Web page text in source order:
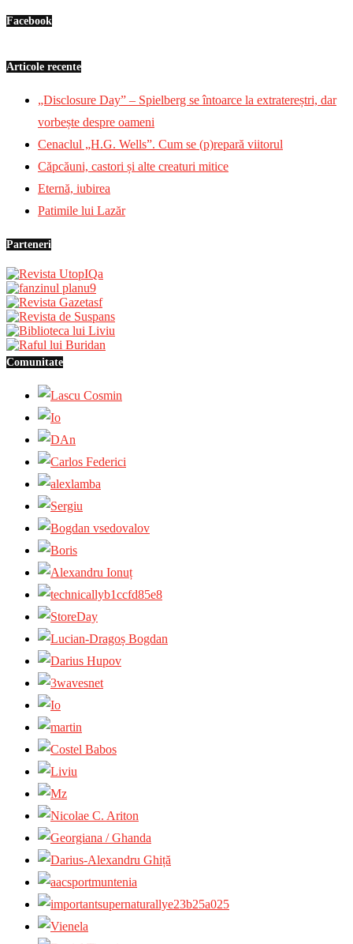
Facebook
Articole recente
„Disclosure Day” – Spielberg se întoarce la extratereștri, dar
vorbește despre oameni
Cenaclul „H.G. Wells”. Cum se (p)repară viitorul
Căpcăuni, castori și alte creaturi mitice
Eternă, iubirea
Patimile lui Lazăr
Parteneri
Comunitate